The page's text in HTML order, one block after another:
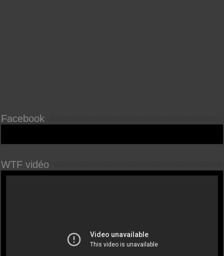
Facebook
WTF vidéo